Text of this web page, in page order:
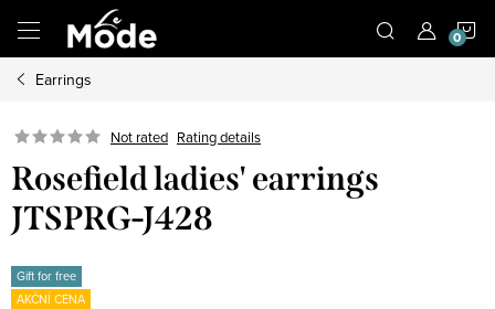
content
Earrings
Not rated Rating details
Rosefield ladies' earrings
JTSPRG-J428
Gift for free
AKČNÍ CENA